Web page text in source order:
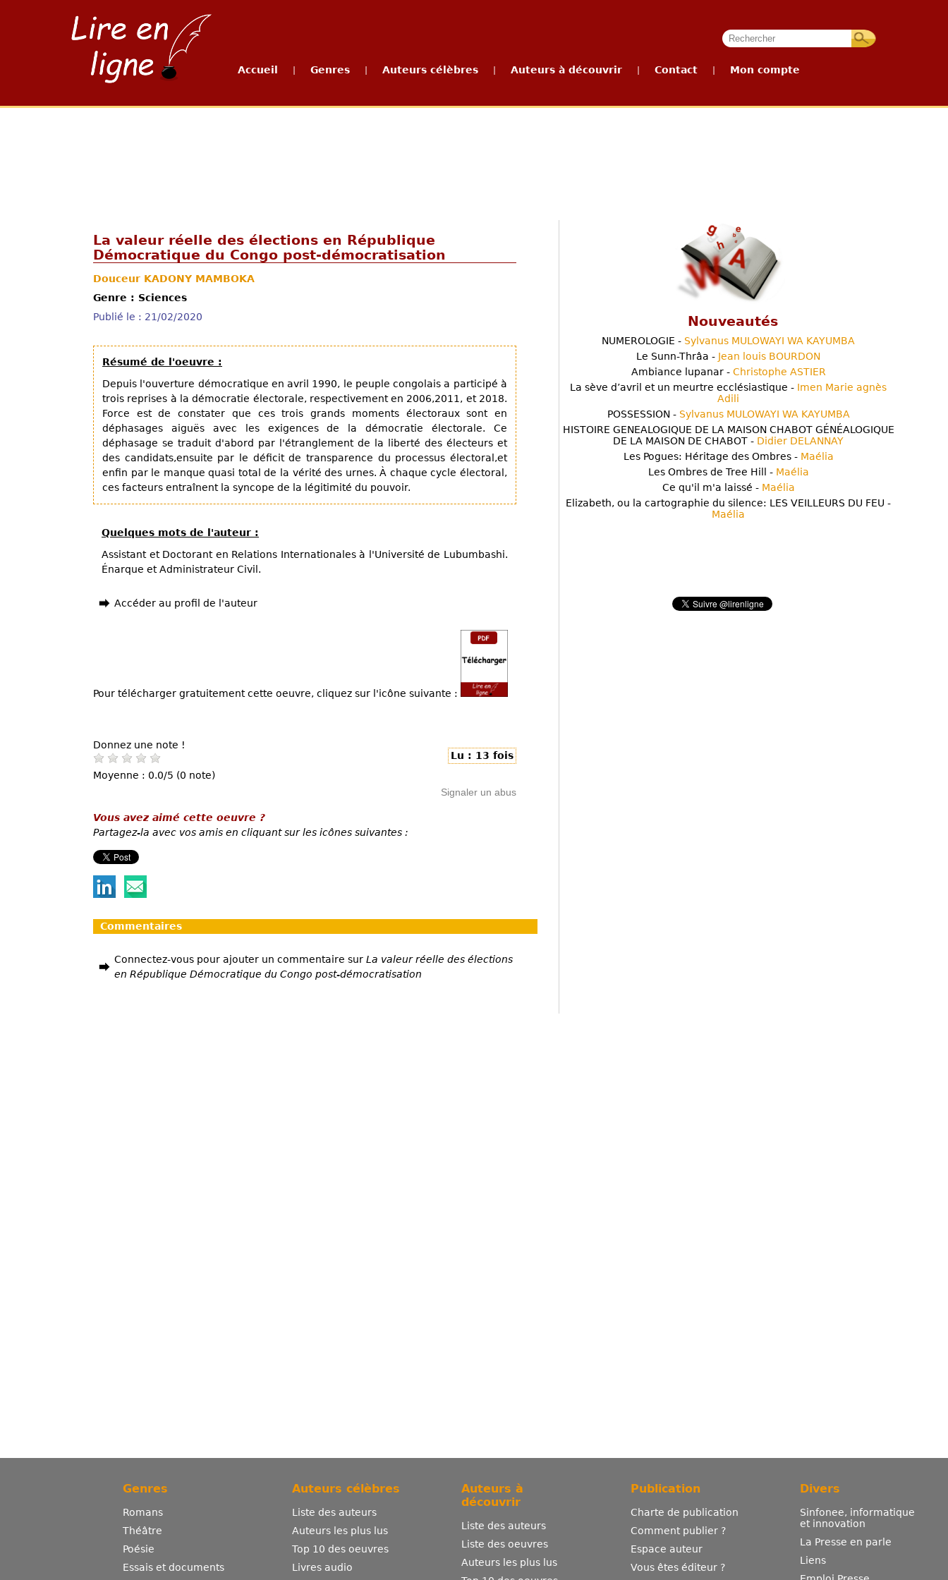
Accueil Genres Auteurs célèbres Auteurs à découvrir Contact Mon compte
La valeur réelle des élections en République
Démocratique du Congo post-démocratisation
Douceur KADONY MAMBOKA
Genre : Sciences
Publié le : 21/02/2020
Résumé de l'oeuvre :
Depuis l'ouverture démocratique en avril 1990, le peuple congolais a participé à
trois reprises à la démocratie électorale, respectivement en 2006,2011, et 2018.
Force est de constater que ces trois grands moments électoraux sont en
déphasages aiguës avec les exigences de la démocratie électorale. Ce
déphasage se traduit d'abord par l'étranglement de la liberté des électeurs et
des candidats,ensuite par le déficit de transparence du processus électoral,et
enfin par le manque quasi total de la vérité des urnes. À chaque cycle électoral,
ces facteurs entraînent la syncope de la légitimité du pouvoir.
Quelques mots de l'auteur :
Assistant et Doctorant en Relations Internationales à l'Université de Lubumbashi.
Énarque et Administrateur Civil.
Accéder au profil de l'auteur
Pour télécharger gratuitement cette oeuvre, cliquez sur l'icône suivante :
Donnez une note !
Moyenne : 0.0/5 (0 note)
Lu : 13 fois
Signaler un abus
Vous avez aimé cette oeuvre ?
Partagez-la avec vos amis en cliquant sur les icônes suivantes :
Commentaires
Connectez-vous pour ajouter un commentaire sur La valeur réelle des élections
en République Démocratique du Congo post-démocratisation
Nouveautés
NUMEROLOGIE - Sylvanus MULOWAYI WA KAYUMBA
Le Sunn-Thrâa - Jean louis BOURDON
Ambiance lupanar - Christophe ASTIER
La sève d’avril et un meurtre ecclésiastique - Imen Marie agnès
Adili
POSSESSION - Sylvanus MULOWAYI WA KAYUMBA
HISTOIRE GENEALOGIQUE DE LA MAISON CHABOT GÉNÉALOGIQUE
DE LA MAISON DE CHABOT - Didier DELANNAY
Les Pogues: Héritage des Ombres - Maélia
Les Ombres de Tree Hill - Maélia
Ce qu'il m'a laissé - Maélia
Elizabeth, ou la cartographie du silence: LES VEILLEURS DU FEU -
Maélia
Genres
Romans
Théâtre
Poésie
Essais et documents
Auteurs célèbres
Liste des auteurs
Auteurs les plus lus
Top 10 des oeuvres
Livres audio
Auteurs à
découvrir
Liste des auteurs
Liste des oeuvres
Auteurs les plus lus
Publication
Charte de publication
Comment publier ?
Espace auteur
Vous êtes éditeur ?
Divers
Sinfonee, informatique
et innovation
La Presse en parle
Liens